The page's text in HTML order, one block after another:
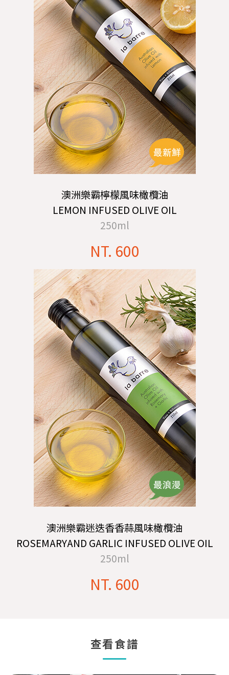
澳洲樂霸檸檬風味橄欖油
LEMON INFUSED OLIVE OIL
250ml
NT. 600
澳洲樂霸迷迭香香蒜風味橄欖油
ROSEMARYAND GARLIC INFUSED OLIVE OIL
250ml
NT. 600
查看食譜